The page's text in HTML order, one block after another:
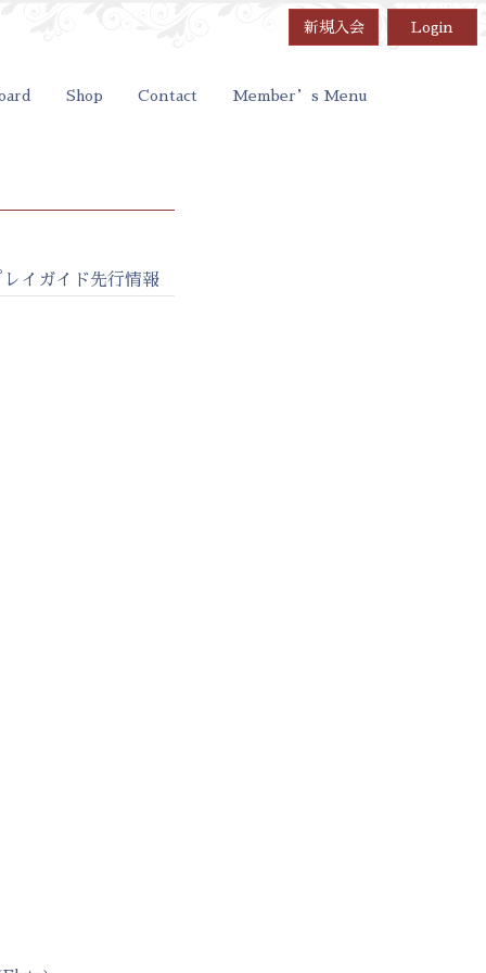
新規入会 Login
Shop Contact Member’s Menu
イガイド先行情報